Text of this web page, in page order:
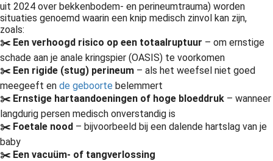
uit 2024 over bekkenbodem- en perineumtrauma) worden
situaties genoemd waarin een knip medisch zinvol kan zijn,
zoals:
✂️ Een verhoogd risico op een totaalruptuur – om ernstige
schade aan je anale kringspier (OASIS) te voorkomen
✂️ Een rigide (stug) perineum – als het weefsel niet goed
meegeeft en de geboorte belemmert
✂️ Ernstige hartaandoeningen of hoge bloeddruk – wanneer
langdurig persen medisch onverstandig is
✂️ Foetale nood – bijvoorbeeld bij een dalende hartslag van je
baby
✂️ Een vacuüm- of tangverlossing